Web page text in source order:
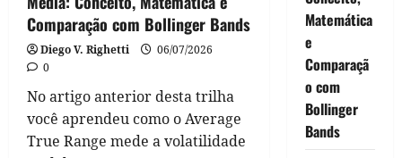
Comparação com Bollinger Bands
Diego V. Righetti
06/07/2026
0
No artigo anterior desta trilha
você aprendeu como o Average
True Range mede a volatilidade
Matemática
e
Comparaçã
o com
Bollinger
Bands